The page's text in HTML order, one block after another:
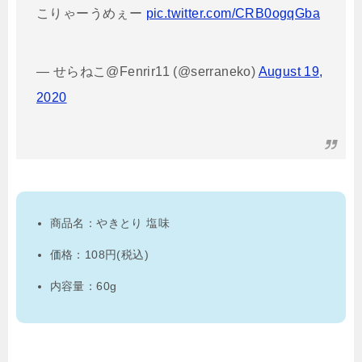
こりゃーうめぇー pic.twitter.com/CRB0ogqGba
— せらねこ@Fenrir11 (@serraneko) August 19,
2020
商品名：やきとり 塩味
価格：108円(税込)
内容量：60g